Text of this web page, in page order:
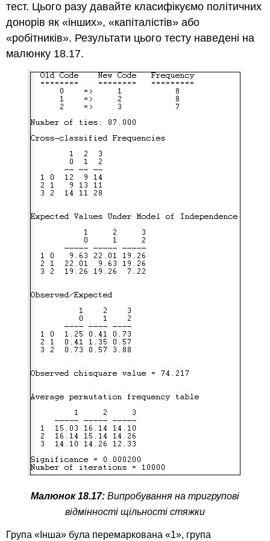
тест. Цього разу давайте класифікуємо політичних
донорів як «інших», «капіталістів» або
«робітників». Результати цього тесту наведені на
малюнку 18.17.
Малюнок 18.17: Випробування на тригрупові
відмінності щільності стяжки
Група «Інша» була перемаркована «1», група